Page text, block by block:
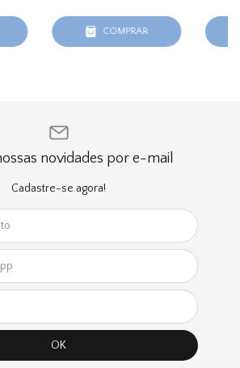
COMPRAR
novidades por e-mail
Cadastre-se agora!